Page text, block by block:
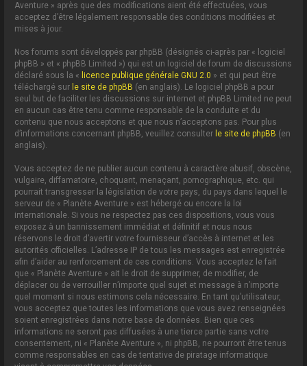
Aventure » après que des modifications aient été effectuées, vous
acceptez d’être légalement responsable des conditions modifiées et
mises à jour.
Nos forums sont développés par phpBB (désignés ci-après par « logiciel
phpBB » et « phpBB Limited ») qui est un logiciel de forum de discussions
déclaré sous la « licence publique générale GNU 2.0 » et qui peut être
téléchargé sur le site de phpBB (en anglais). Le logiciel phpBB a pour
seul but de faciliter les discussions sur internet et phpBB Limited ne peut
en aucun cas être tenu comme responsable de la conduite et du
contenu que nous acceptons et que nous n’acceptons pas. Pour plus
d’informations concernant phpBB, veuillez consulter le site de phpBB (en
anglais).
Vous acceptez de ne publier aucun contenu à caractère abusif, obscène,
vulgaire, diffamatoire, choquant, menaçant, pornographique, etc. qui
pourrait transgresser la législation de votre pays, du pays dans lequel le
serveur de « Planète Aventure » est hébergé ou encore la loi
internationale. Si vous ne respectez pas ces dispositions, vous vous
exposez à un bannissement immédiat et définitif et nous nous
réservons le droit d’avertir votre fournisseur d’accès à internet et les
autorités officielles. L’adresse IP de tous les messages est enregistrée
afin d’aider au renforcement de ces conditions. Vous acceptez le fait
que « Planète Aventure » ait le droit de supprimer, de modifier, de
déplacer ou de verrouiller n’importe quel sujet et message à n’importe
quel moment si nous estimons cela nécessaire. En tant qu’utilisateur,
vous acceptez que toutes les informations que vous avez renseignées
soient enregistrées dans notre base de données. Bien que ces
informations ne seront pas diffusées à une tierce partie sans votre
consentement, ni « Planète Aventure », ni phpBB, ne pourront être tenus
comme responsables en cas de tentative de piratage informatique